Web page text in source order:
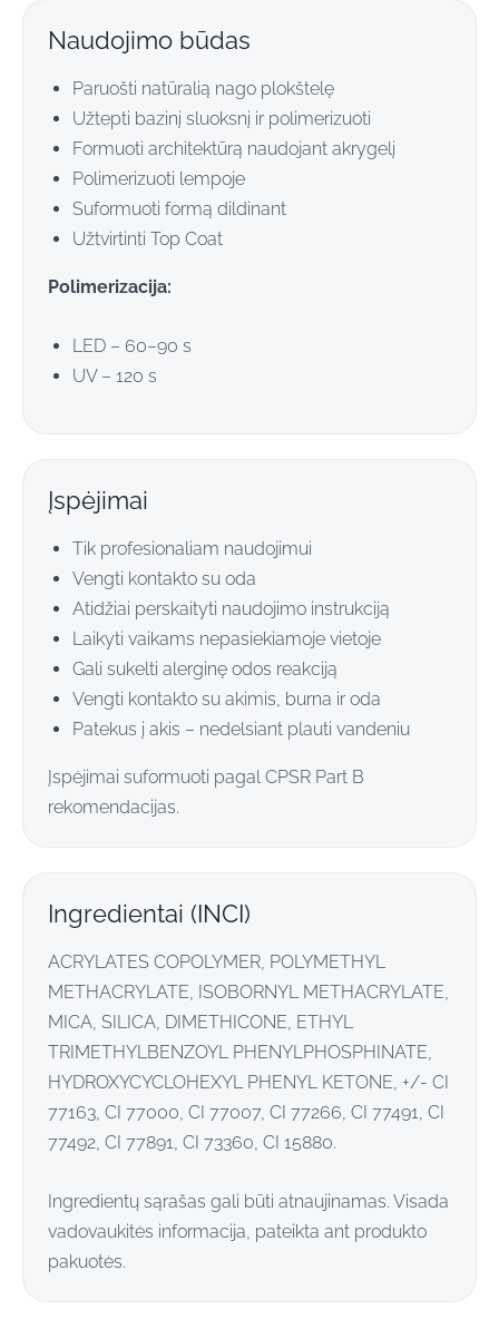
Naudojimo būdas
Paruošti natūralią nago plokštelę
Užtepti bazinį sluoksnį ir polimerizuoti
Formuoti architektūrą naudojant akrygelį
Polimerizuoti lempoje
Suformuoti formą dildinant
Užtvirtinti Top Coat
Polimerizacija:
LED – 60–90 s
UV – 120 s
Įspėjimai
Tik profesionaliam naudojimui
Vengti kontakto su oda
Atidžiai perskaityti naudojimo instrukciją
Laikyti vaikams nepasiekiamoje vietoje
Gali sukelti alerginę odos reakciją
Vengti kontakto su akimis, burna ir oda
Patekus į akis – nedelsiant plauti vandeniu
Įspėjimai suformuoti pagal CPSR Part B
rekomendacijas.
Ingredientai (INCI)
ACRYLATES COPOLYMER, POLYMETHYL
METHACRYLATE, ISOBORNYL METHACRYLATE,
MICA, SILICA, DIMETHICONE, ETHYL
TRIMETHYLBENZOYL PHENYLPHOSPHINATE,
HYDROXYCYCLOHEXYL PHENYL KETONE, +/- CI
77163, CI 77000, CI 77007, CI 77266, CI 77491, CI
77492, CI 77891, CI 73360, CI 15880.
Ingredientų sąrašas gali būti atnaujinamas. Visada
vadovaukitės informacija, pateikta ant produkto
pakuotės.